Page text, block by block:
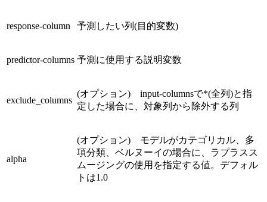
response‑column 予測したい列(目的変数)
predictor‑columns 予測に使用する説明変数
exclude_columns
(オプション) input‑columnsで*(全列)と指
定した場合に、対象列から除外する列
alpha
(オプション) モデルがカテゴリカル、多
項分類、ベルヌーイの場合に、ラプラスス
ムージングの使用を指定する値。デフォル
トは1.0